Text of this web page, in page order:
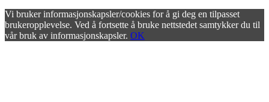
Vi bruker informasjonskapsler/cookies for å gi deg en tilpasset
brukeropplevelse. Ved å fortsette å bruke nettstedet samtykker du til
vår bruk av informasjonskapsler. OK